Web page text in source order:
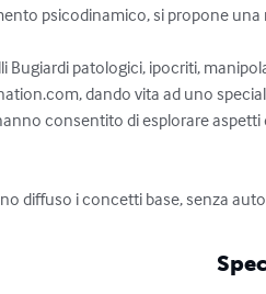
psicodinamico, si propone
patologici, ipocriti,
dando vita ad uno
consentito di esplorare
diffuso i concetti base, senza